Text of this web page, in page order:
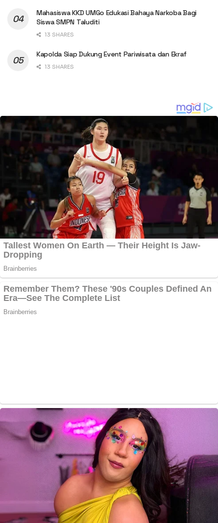
Mahasiswa KKD UMGo Edukasi Bahaya Narkoba Bagi
Siswa SMPN Taluditi
13 SHARES
Kapolda Siap Dukung Event Pariwisata dan Ekraf
13 SHARES